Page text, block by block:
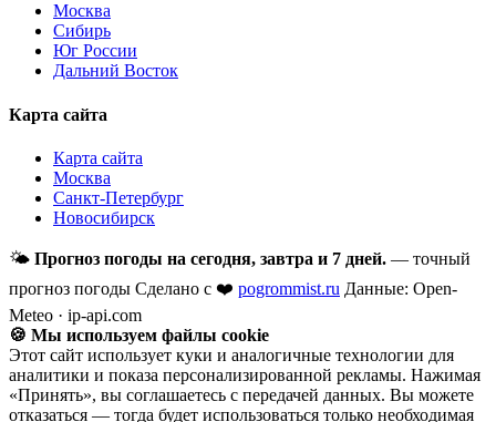
Москва
Сибирь
Юг России
Дальний Восток
Карта сайта
Карта сайта
Москва
Санкт-Петербург
Новосибирск
🌤 Прогноз погоды на сегодня, завтра и 7 дней. — точный
прогноз погоды Сделано с ❤️ pogrommist.ru Данные: Open-
Meteo · ip-api.com
🍪 Мы используем файлы cookie
Этот сайт использует куки и аналогичные технологии для
аналитики и показа персонализированной рекламы. Нажимая
«Принять», вы соглашаетесь с передачей данных. Вы можете
отказаться — тогда будет использоваться только необходимая